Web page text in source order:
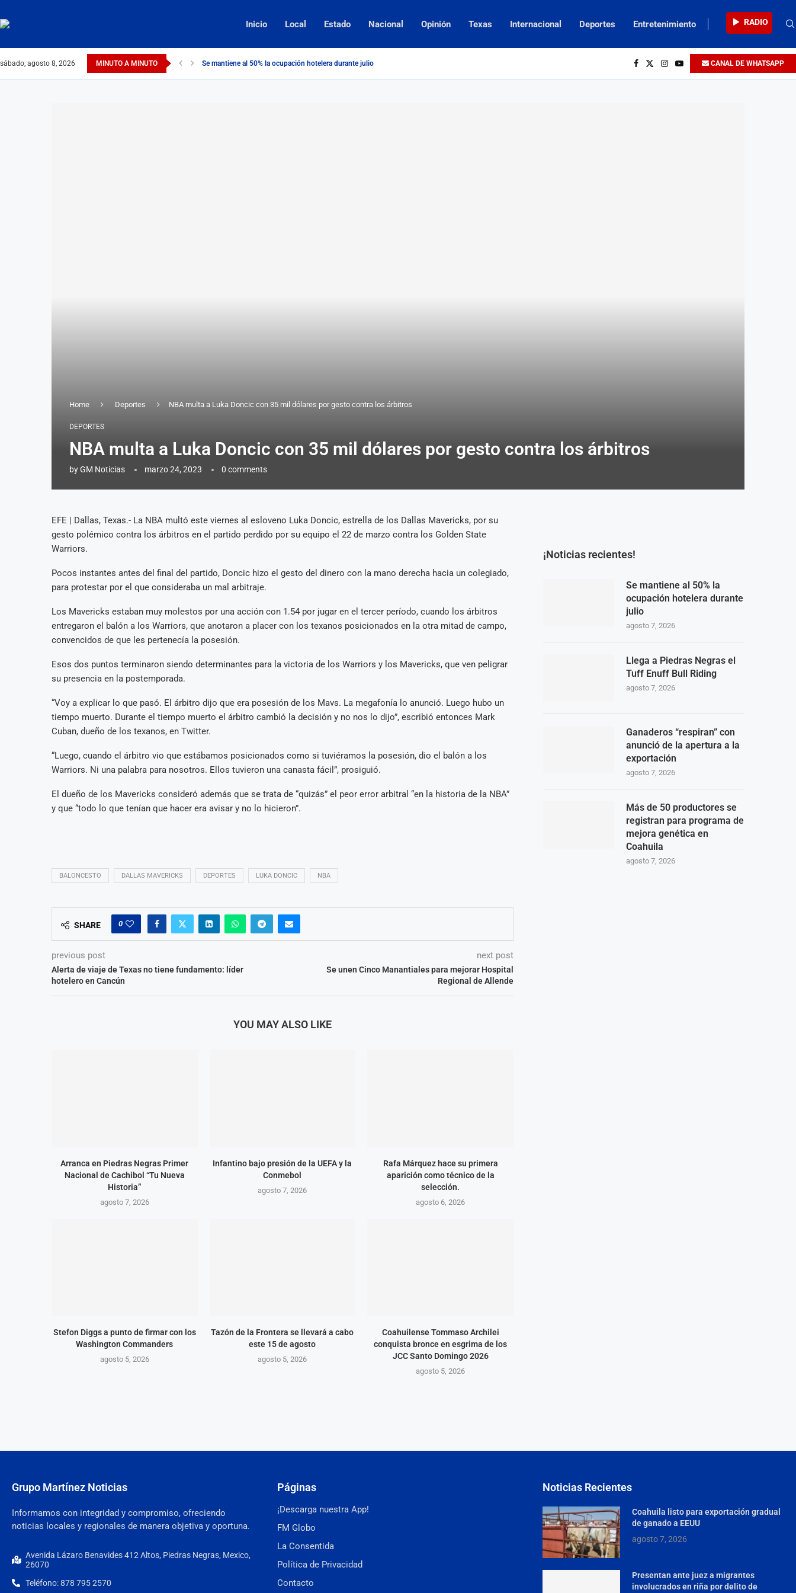
Inicio Local Estado Nacional Opinión Texas Internacional Deportes Entretenimiento RADIO
sábado, agosto 8, 2026 MINUTO A MINUTO Se mantiene al 50% la ocupación hotelera durante julio CANAL DE WHATSAPP
Home Deportes NBA multa a Luka Doncic con 35 mil dólares por gesto contra los árbitros
DEPORTES
NBA multa a Luka Doncic con 35 mil dólares por gesto contra los árbitros
byGM Noticias marzo 24, 2023 0 comments
EFE | Dallas, Texas.- La NBA multó este viernes al esloveno Luka Doncic, estrella de los Dallas Mavericks, por su
gesto polémico contra los árbitros en el partido perdido por su equipo el 22 de marzo contra los Golden State
Warriors.
Pocos instantes antes del final del partido, Doncic hizo el gesto del dinero con la mano derecha hacia un colegiado,
para protestar por el que consideraba un mal arbitraje.
Los Mavericks estaban muy molestos por una acción con 1.54 por jugar en el tercer período, cuando los árbitros
entregaron el balón a los Warriors, que anotaron a placer con los texanos posicionados en la otra mitad de campo,
convencidos de que les pertenecía la posesión.
Esos dos puntos terminaron siendo determinantes para la victoria de los Warriors y los Mavericks, que ven peligrar
su presencia en la postemporada.
“Voy a explicar lo que pasó. El árbitro dijo que era posesión de los Mavs. La megafonía lo anunció. Luego hubo un
tiempo muerto. Durante el tiempo muerto el árbitro cambió la decisión y no nos lo dijo”, escribió entonces Mark
Cuban, dueño de los texanos, en Twitter.
“Luego, cuando el árbitro vio que estábamos posicionados como si tuviéramos la posesión, dio el balón a los
Warriors. Ni una palabra para nosotros. Ellos tuvieron una canasta fácil”, prosiguió.
​​El dueño de los Mavericks consideró además que se trata de “quizás” el peor error arbitral “en la historia de la NBA”
y que “todo lo que tenían que hacer era avisar y no lo hicieron”.
BALONCESTO DALLAS MAVERICKS DEPORTES LUKA DONCIC NBA
SHARE 0
previous post
Alerta de viaje de Texas no tiene fundamento: líder
hotelero en Cancún
next post
Se unen Cinco Manantiales para mejorar Hospital
Regional de Allende
YOU MAY ALSO LIKE
Arranca en Piedras Negras Primer
Nacional de Cachibol “Tu Nueva
Historia”
agosto 7, 2026
Infantino bajo presión de la UEFA y la
Conmebol
agosto 7, 2026
Rafa Márquez hace su primera
aparición como técnico de la
selección.
agosto 6, 2026
Stefon Diggs a punto de firmar con los
Washington Commanders
agosto 5, 2026
Tazón de la Frontera se llevará a cabo
este 15 de agosto
agosto 5, 2026
Coahuilense Tommaso Archilei
conquista bronce en esgrima de los
JCC Santo Domingo 2026
agosto 5, 2026
¡Noticias recientes!
Se mantiene al 50% la
ocupación hotelera durante
julio
agosto 7, 2026
Llega a Piedras Negras el
Tuff Enuff Bull Riding
agosto 7, 2026
Ganaderos “respiran” con
anunció de la apertura a la
exportación
agosto 7, 2026
Más de 50 productores se
registran para programa de
mejora genética en
Coahuila
agosto 7, 2026
Grupo Martínez Noticias
Informamos con integridad y compromiso, ofreciendo
noticias locales y regionales de manera objetiva y oportuna.
Avenida Lázaro Benavides 412 Altos, Piedras Negras, Mexico,
26070
Teléfono: 878 795 2570
Páginas
¡Descarga nuestra App!
FM Globo
La Consentida
Política de Privacidad
Contacto
Noticias Recientes
Coahuila listo para exportación gradual
de ganado a EEUU
agosto 7, 2026
Presentan ante juez a migrantes
involucrados en riña por delito de